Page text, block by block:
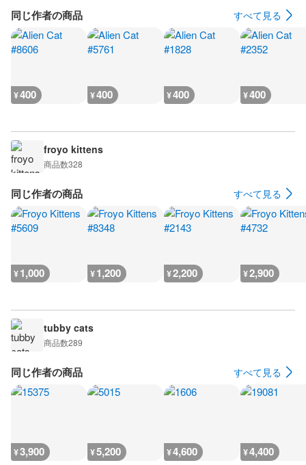
同じ作者の商品 すべて見る
¥400 ¥400 ¥400 ¥400
froyo kittens
商品数328
同じ作者の商品 すべて見る
¥1,000 ¥1,200 ¥2,200 ¥2,900
tubby cats
商品数289
同じ作者の商品 すべて見る
¥3,900 ¥5,200 ¥4,600 ¥4,400